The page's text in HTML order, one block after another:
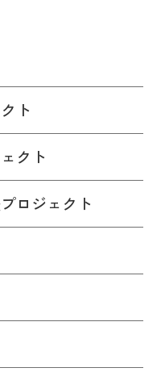
ト
クト
ロジェクト